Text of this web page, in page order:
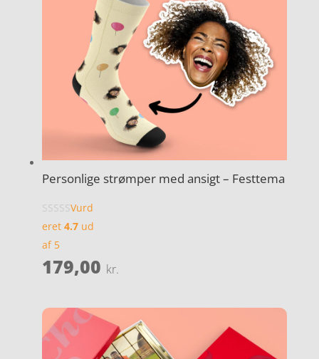
Personlige strømper med ansigt – Festtema
Vurd
eret 4.7ud
af 5
179,00 kr.